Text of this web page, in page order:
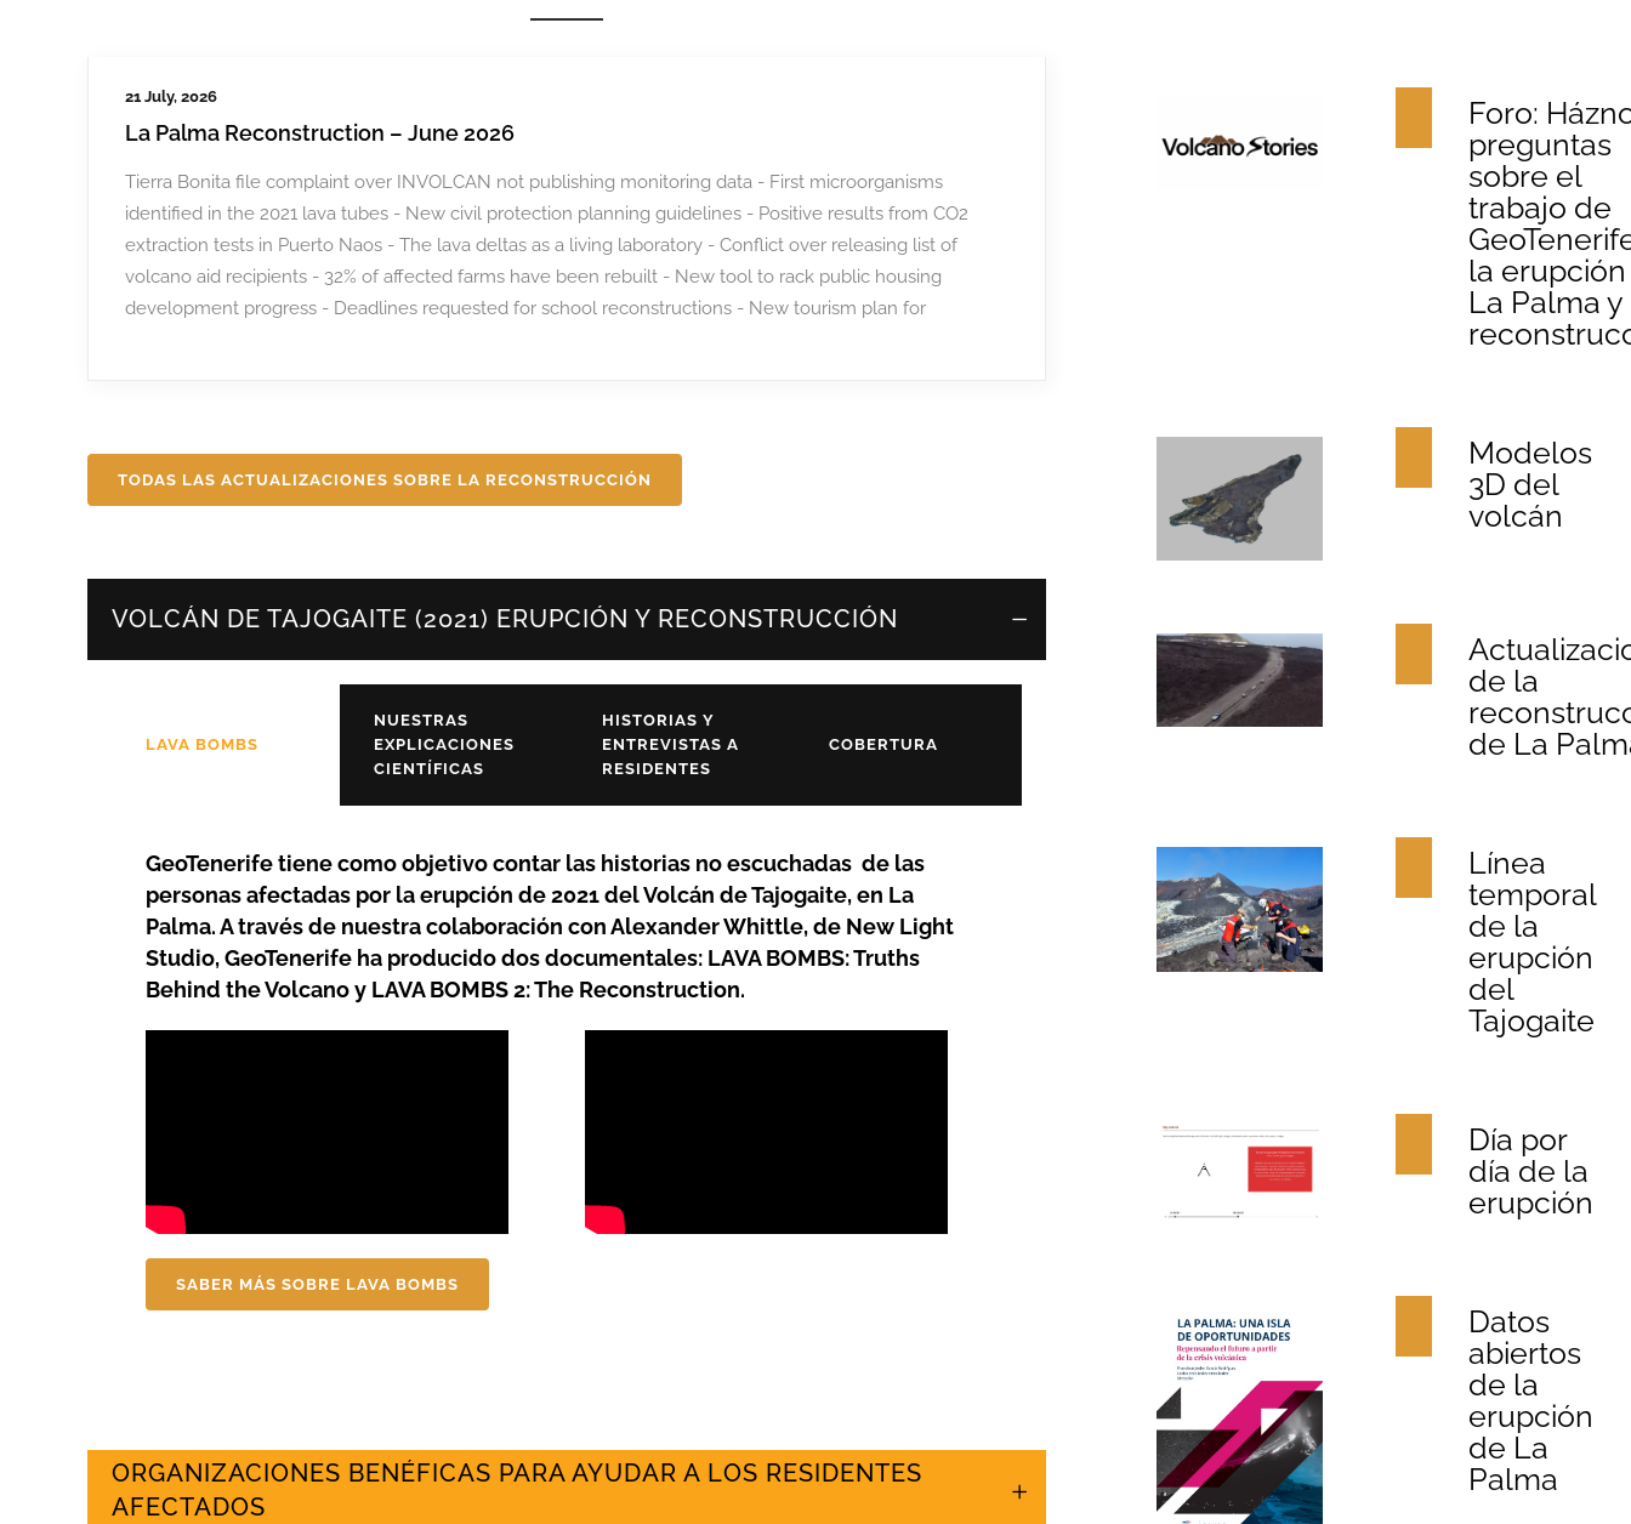
21 July, 2026
La Palma Reconstruction – June 2026
Tierra Bonita file complaint over INVOLCAN not publishing monitoring data - First microorganisms
identified in the 2021 lava tubes - New civil protection planning guidelines - Positive results from CO2
extraction tests in Puerto Naos - The lava deltas as a living laboratory - Conflict over releasing list of
volcano aid recipients - 32% of affected farms have been rebuilt - New tool to rack public housing
development progress - Deadlines requested for school reconstructions - New tourism plan for
TODAS LAS ACTUALIZACIONES SOBRE LA RECONSTRUCCIÓN
VOLCÁN DE TAJOGAITE (2021) ERUPCIÓN Y RECONSTRUCCIÓN
LAVA BOMBS
NUESTRAS
EXPLICACIONES
CIENTÍFICAS
HISTORIAS Y
ENTREVISTAS A
RESIDENTES
COBERTURA
GeoTenerife tiene como objetivo contar las historias no escuchadas de las
personas afectadas por la erupción de 2021 del Volcán de Tajogaite, en La
Palma. A través de nuestra colaboración con Alexander Whittle, de New Light
Studio, GeoTenerife ha producido dos documentales: LAVA BOMBS: Truths
Behind the Volcano y LAVA BOMBS 2: The Reconstruction.
SABER MÁS SOBRE LAVA BOMBS
ORGANIZACIONES BENÉFICAS PARA AYUDAR A LOS RESIDENTES
AFECTADOS
Foro:
preguntas
sobre el
trabajo de
la
La Palma y
Modelos
3D del
volcán
de la
de La
Línea
temporal
de la
erupción
del
Tajogaite
Día por
día de la
erupción
Datos
abiertos
de la
erupción
de La
Palma